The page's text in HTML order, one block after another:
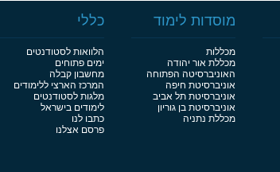
מוסדות לימוד
מכללות
מכללת אור יהודה
האוניברסיטה הפתוחה
אוניברסיטת חיפה
אוניברסיטת תל אביב
אוניברסיטת בן גוריון
מכללת נתניה
כללי
הלוואות לסטודנטים
ימים פתוחים
מחשבון קבלה
המרכז הארצי ללימודים
מלגות לסטודנטים
לימודים בישראל
כתבו לנו
פרסם אצלנו